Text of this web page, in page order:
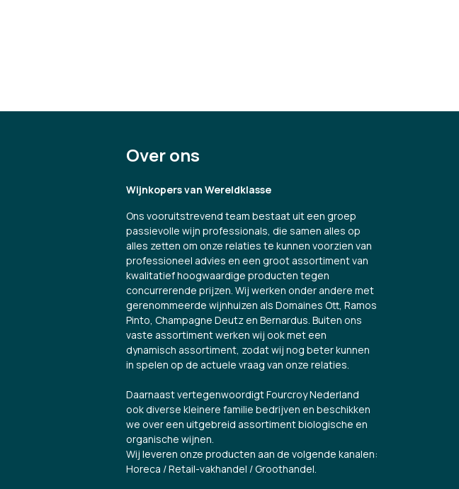
Over ons
Wijnkopers van Wereldklasse
Ons vooruitstrevend team bestaat uit een groep
passievolle wijn professionals, die samen alles op
alles zetten om onze relaties te kunnen voorzien van
professioneel advies en een groot assortiment van
kwalitatief hoogwaardige producten tegen
concurrerende prijzen. Wij werken onder andere met
gerenommeerde wijnhuizen als Domaines Ott, Ramos
Pinto, Champagne Deutz en Bernardus. Buiten ons
vaste assortiment werken wij ook met een
dynamisch assortiment, zodat wij nog beter kunnen
in spelen op de actuele vraag van onze relaties.
Daarnaast vertegenwoordigt Fourcroy Nederland
ook diverse kleinere familie bedrijven en beschikken
we over een uitgebreid assortiment biologische en
organische wijnen.
Wij leveren onze producten aan de volgende kanalen:
Horeca / Retail-vakhandel / Groothandel.